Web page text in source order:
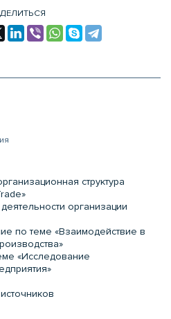
структура
организации
по теме «Взаимодействие в
«Исследование